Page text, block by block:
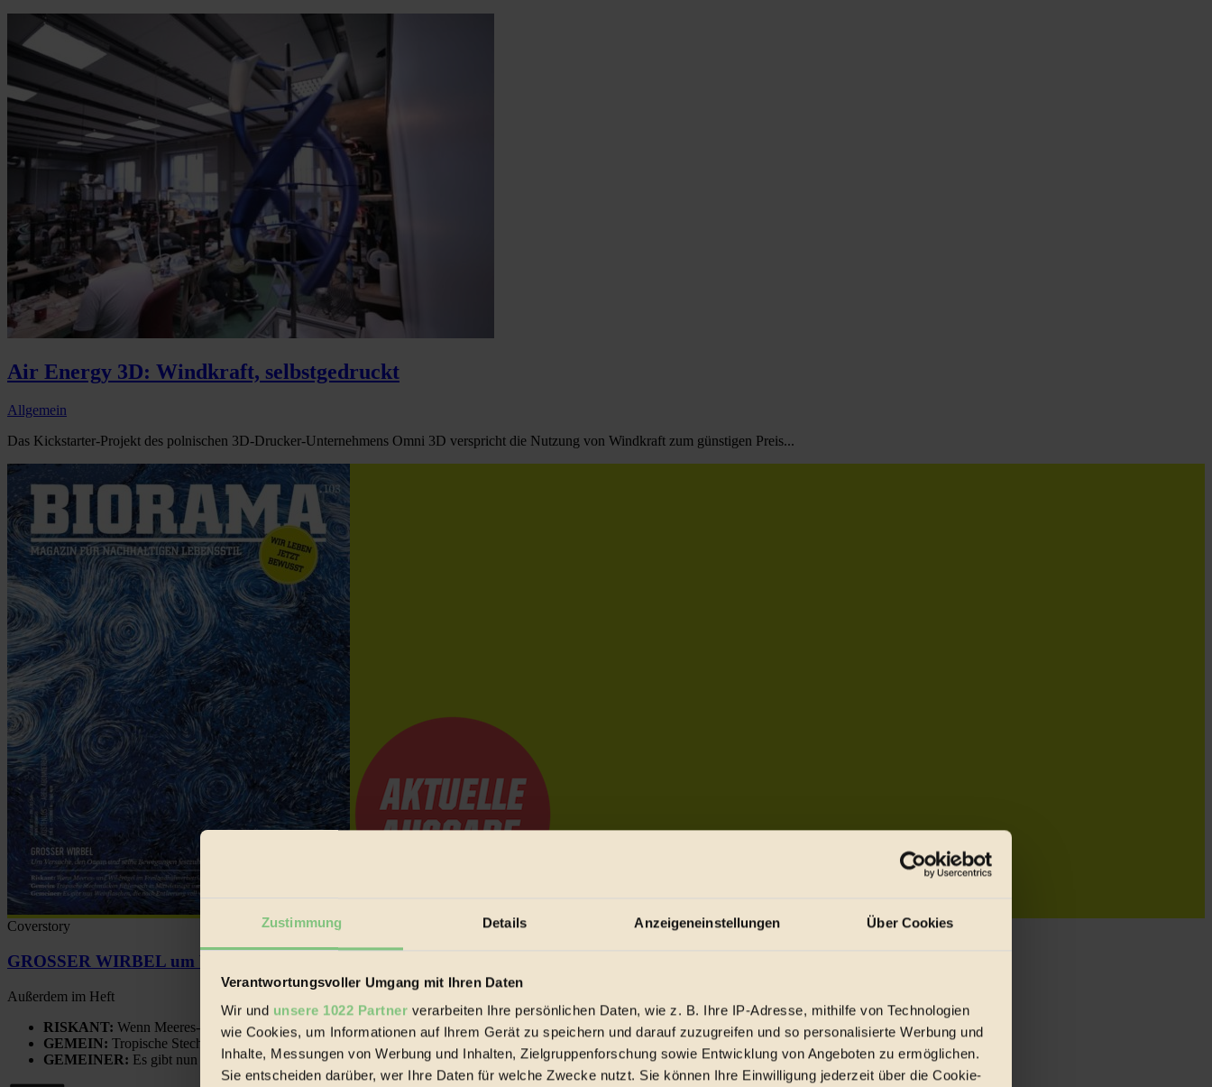
Zustimmung Details Anzeigeneinstellungen Über Cookies
Verantwortungsvoller Umgang mit Ihren Daten
Wir und unsere 1022 Partner verarbeiten Ihre persönlichen Daten, wie z. B. Ihre IP-Adresse, mithilfe von Technologien
wie Cookies, um Informationen auf Ihrem Gerät zu speichern und darauf zuzugreifen und so personalisierte Werbung und
Inhalte, Messungen von Werbung und Inhalten, Zielgruppenforschung sowie Entwicklung von Angeboten zu ermöglichen.
Sie entscheiden darüber, wer Ihre Daten für welche Zwecke nutzt. Sie können Ihre Einwilligung jederzeit über die Cookie-
Air Energy 3D: Windkraft, selbstgedruckt
Allgemein
Das Kickstarter-Projekt des polnischen 3D-Drucker-Unternehmens Omni 3D verspricht die Nutzung von Windkraft zum günstigen Preis...
Coverstory
GROSSER WIRBEL um Versuche, den Ozean und seine Bewegungen festzuhalten.
Außerdem im Heft
RISKANT: Wenn Meeres- und Wildvögel im Freilandhühnerbetrieb vorbeischauen.
GEMEIN: Tropische Stechmücken fühlen sich in Mitteleuropa inziwschen oft zu Hause.
GEMEINER: Es gibt nun Weinflaschen, die nach Entleerung voll wieder zu dir zurückkommen.